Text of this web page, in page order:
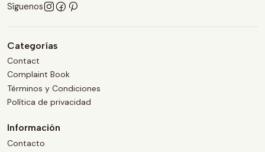
Síguenos
Categorías
Contact
Complaint Book
Términos y Condiciones
Política de privacidad
Información
Contacto